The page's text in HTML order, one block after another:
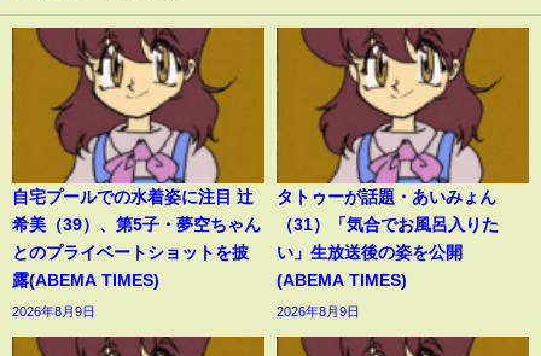
自宅プールでの水着姿に注目 辻
希美（39）、第5子・夢空ちゃん
とのプライベートショットを披
露(ABEMA TIMES)
2026年8月9日
タトゥーが話題・あいみょん
（31）「気合でお風呂入りた
い」生放送後の姿を公開
(ABEMA TIMES)
2026年8月9日